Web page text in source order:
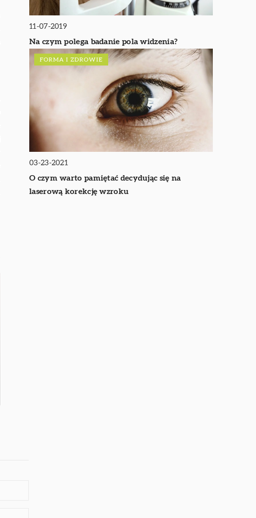
11-07-2019
Na czym polega badanie pola widzenia?
FORMA I ZDROWIE
03-23-2021
O czym warto pamiętać decydując się na
laserową korekcję wzroku